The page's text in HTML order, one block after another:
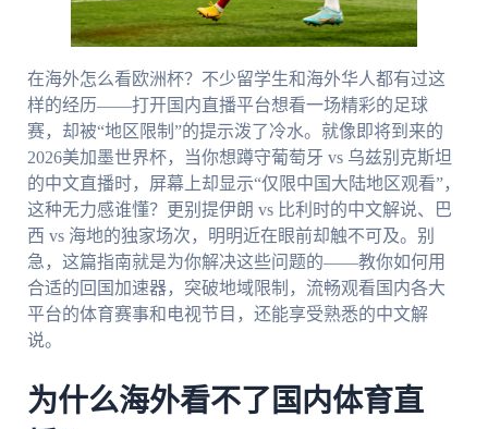
在海外怎么看欧洲杯？不少留学生和海外华人都有过这
样的经历——打开国内直播平台想看一场精彩的足球
赛，却被“地区限制”的提示泼了冷水。就像即将到来的
2026美加墨世界杯，当你想蹲守葡萄牙 vs 乌兹别克斯坦
的中文直播时，屏幕上却显示“仅限中国大陆地区观看”，
这种无力感谁懂？更别提伊朗 vs 比利时的中文解说、巴
西 vs 海地的独家场次，明明近在眼前却触不可及。别
急，这篇指南就是为你解决这些问题的——教你如何用
合适的回国加速器，突破地域限制，流畅观看国内各大
平台的体育赛事和电视节目，还能享受熟悉的中文解
说。
为什么海外看不了国内体育直